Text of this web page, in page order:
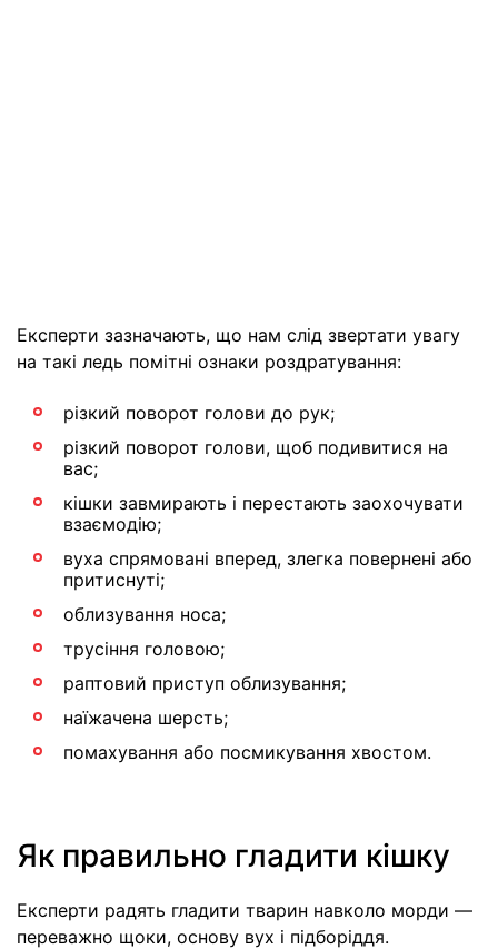
Експерти зазначають, що нам слід звертати увагу
на такі ледь помітні ознаки роздратування:
різкий поворот голови до рук;
різкий поворот голови, щоб подивитися на
вас;
кішки завмирають і перестають заохочувати
взаємодію;
вуха спрямовані вперед, злегка повернені або
притиснуті;
облизування носа;
трусіння головою;
раптовий приступ облизування;
наїжачена шерсть;
помахування або посмикування хвостом.
Як правильно гладити кішку
Експерти радять гладити тварин навколо морди —
переважно щоки, основу вух і підборіддя.